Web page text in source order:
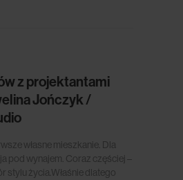
z projektantami
Jończyk /
własne mieszkanie. Dla
pod wynajem. Coraz częściej –
stylu życia.Właśnie dlatego